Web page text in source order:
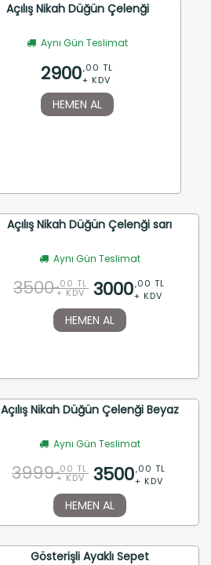
Açılış Nikah Düğün Çelenği
Aynı Gün Teslimat
2900,00 TL
+ KDV
HEMEN AL
Açılış Nikah Düğün Çelenği sarı
Aynı Gün Teslimat
3500 ,00 TL
+ KDV 3000,00 TL
+ KDV
HEMEN AL
Açılış Nikah Düğün Çelenği Beyaz
Aynı Gün Teslimat
3999 ,00 TL
+ KDV 3500,00 TL
+ KDV
HEMEN AL
Gösterişli Ayaklı Sepet